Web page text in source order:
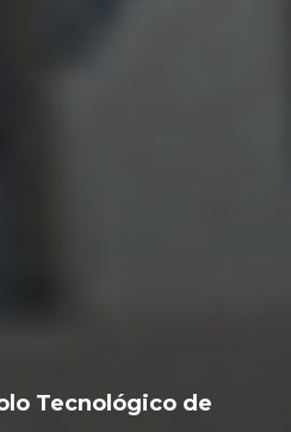
Tecnológico de